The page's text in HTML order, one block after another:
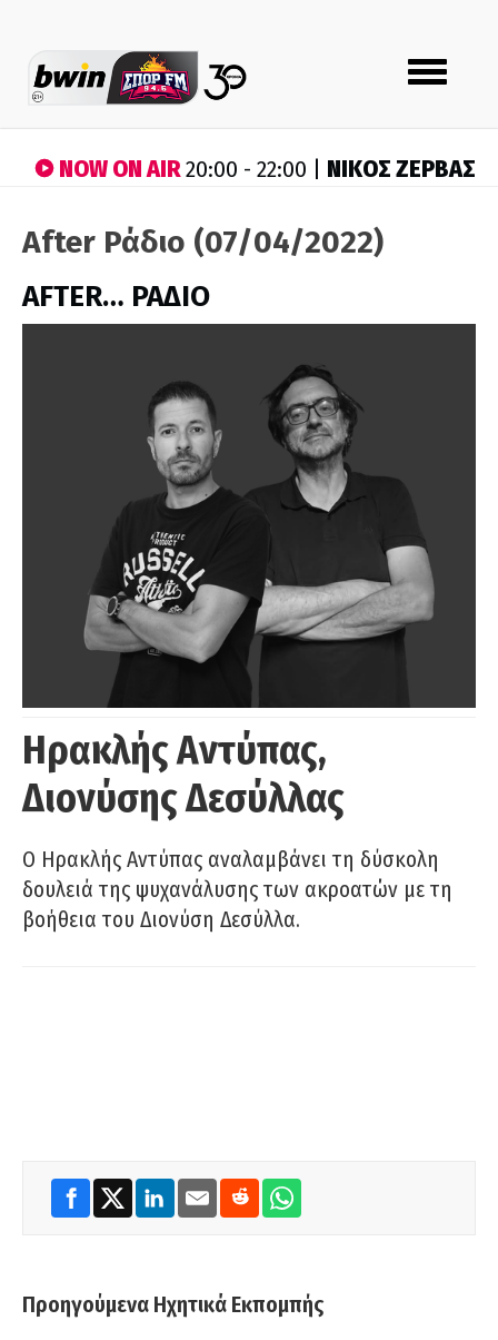
Toggle
navigation
NOW ON AIR20:00 - 22:00 | ΝΙΚΟΣ ΖΕΡΒΑΣ
After Ράδιο (07/04/2022)
AFTER… ΡΑΔΙΟ
Ηρακλής Αντύπας,
Διονύσης Δεσύλλας
Ο Ηρακλής Αντύπας αναλαμβάνει τη δύσκολη
δουλειά της ψυχανάλυσης των ακροατών με τη
βοήθεια του Διονύση Δεσύλλα.
Προηγούμενα Ηχητικά Εκπομπής